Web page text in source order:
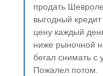
продать
выгодный
цену каждый
ниже рыночной
бегал снимать с
Пожалел потом.